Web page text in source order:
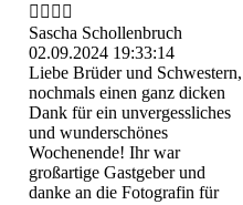
👍🏻👍🏻
Sascha Schollenbruch
02.09.2024 19:33:14
Liebe Brüder und Schwestern,
nochmals einen ganz dicken
Dank für ein unvergessliches
und wunderschönes
Wochenende! Ihr war
großartige Gastgeber und
danke an die Fotografin für